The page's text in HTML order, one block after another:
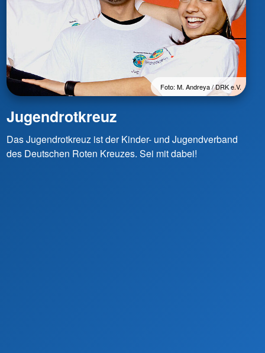
Foto: M. Andreya / DRK e.V.
Jugendrotkreuz
Das Jugendrotkreuz ist der Kinder- und Jugendverband
des Deutschen Roten Kreuzes. Sei mit dabei!